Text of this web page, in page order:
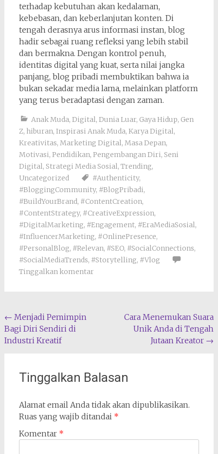
terhadap kebutuhan akan kedalaman,
kebebasan, dan keberlanjutan konten. Di
tengah derasnya arus informasi instan, blog
hadir sebagai ruang refleksi yang lebih stabil
dan bermakna. Dengan kontrol penuh,
identitas digital yang kuat, serta nilai jangka
panjang, blog pribadi membuktikan bahwa ia
bukan sekadar media lama, melainkan platform
yang terus beradaptasi dengan zaman.
Anak Muda, Digital, Dunia Luar, Gaya Hidup, Gen
Z, hiburan, Inspirasi Anak Muda, Karya Digital,
Kreativitas, Marketing Digital, Masa Depan,
Motivasi, Pendidikan, Pengembangan Diri, Seni
Digital, Strategi Media Sosial, Trending,
Uncategorized
#Authenticity,
#BloggingCommunity, #BlogPribadi,
#BuildYourBrand, #ContentCreation,
#ContentStrategy, #CreativeExpression,
#DigitalMarketing, #Engagement, #EraMediaSosial,
#InfluencerMarketing, #OnlinePresence,
#PersonalBlog, #Relevan, #SEO, #SocialConnections,
#SocialMediaTrends, #Storytelling, #Vlog
Tinggalkan komentar
Navigasi
pos
← Menjadi Pemimpin
Bagi Diri Sendiri di
Industri Kreatif
Cara Menemukan Suara
Unik Anda di Tengah
Jutaan Kreator →
Tinggalkan Balasan
Alamat email Anda tidak akan dipublikasikan.
Ruas yang wajib ditandai *
Komentar *